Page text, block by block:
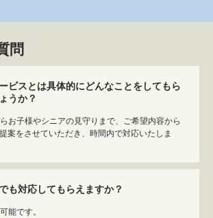
問
ビスとは具体的にどんなことをしてもら
うか？
お子様やシニアの見守りまで、ご希望内容から
案をさせていただき、時間内で対応いたしま
も対応してもらえますか？
能です。